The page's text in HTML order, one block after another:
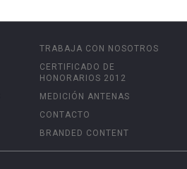
TRABAJA CON NOSOTROS
CERTIFICADO DE
HONORARIOS 2012
MEDICIÓN ANTENAS
CONTACTO
BRANDED CONTENT